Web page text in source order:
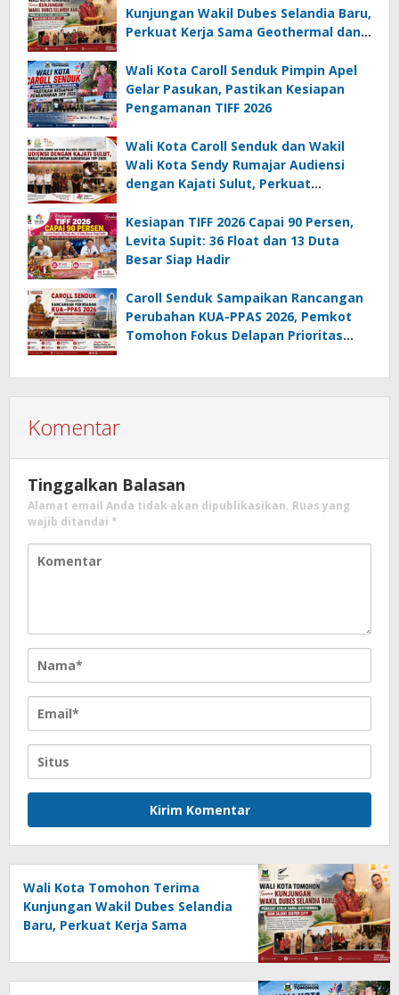
Kunjungan Wakil Dubes Selandia Baru,
Perkuat Kerja Sama Geothermal dan
Wali Kota Caroll Senduk Pimpin Apel
Gelar Pasukan, Pastikan Kesiapan
Pengamanan TIFF 2026
Wali Kota Caroll Senduk dan Wakil
Wali Kota Sendy Rumajar Audiensi
dengan Kajati Sulut, Perkuat
Kesiapan TIFF 2026 Capai 90 Persen,
Levita Supit: 36 Float dan 13 Duta
Besar Siap Hadir
Caroll Senduk Sampaikan Rancangan
Perubahan KUA-PPAS 2026, Pemkot
Tomohon Fokus Delapan Prioritas
Komentar
Tinggalkan Balasan
Alamat email Anda tidak akan dipublikasikan. Ruas yang
wajib ditandai *
Wali Kota Tomohon Terima
Kunjungan Wakil Dubes Selandia
Baru, Perkuat Kerja Sama